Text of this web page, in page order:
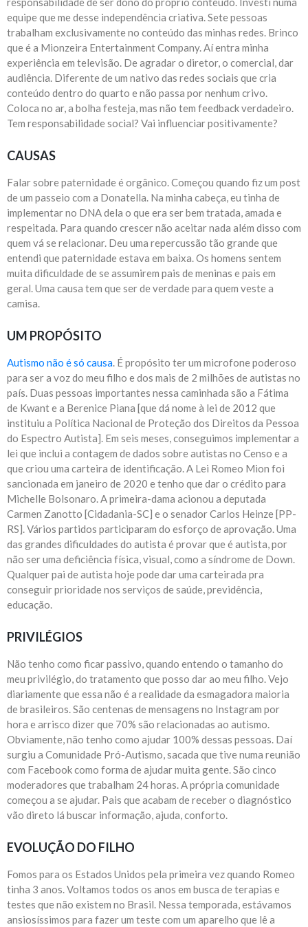
equipe que me desse independência criativa. Sete pessoas
trabalham exclusivamente no conteúdo das minhas redes. Brinco
que é a Mionzeira Entertainment Company. Aí entra minha
experiência em televisão. De agradar o diretor, o comercial, dar
audiência. Diferente de um nativo das redes sociais que cria
conteúdo dentro do quarto e não passa por nenhum crivo.
Coloca no ar, a bolha festeja, mas não tem feedback verdadeiro.
Tem responsabilidade social? Vai influenciar positivamente?
CAUSAS
Falar sobre paternidade é orgânico. Começou quando fiz um post
de um passeio com a Donatella. Na minha cabeça, eu tinha de
implementar no DNA dela o que era ser bem tratada, amada e
respeitada. Para quando crescer não aceitar nada além disso com
quem vá se relacionar. Deu uma repercussão tão grande que
entendi que paternidade estava em baixa. Os homens sentem
muita dificuldade de se assumirem pais de meninas e pais em
geral. Uma causa tem que ser de verdade para quem veste a
camisa.
UM PROPÓSITO
Autismo não é só causa. É propósito ter um microfone poderoso
para ser a voz do meu filho e dos mais de 2 milhões de autistas no
país. Duas pessoas importantes nessa caminhada são a Fátima
de Kwant e a Berenice Piana [que dá nome à lei de 2012 que
instituiu a Política Nacional de Proteção dos Direitos da Pessoa
do Espectro Autista]. Em seis meses, conseguimos implementar a
lei que inclui a contagem de dados sobre autistas no Censo e a
que criou uma carteira de identificação. A Lei Romeo Mion foi
sancionada em janeiro de 2020 e tenho que dar o crédito para
Michelle Bolsonaro. A primeira-dama acionou a deputada
Carmen Zanotto [Cidadania-SC] e o senador Carlos Heinze [PP-
RS]. Vários partidos participaram do esforço de aprovação. Uma
das grandes dificuldades do autista é provar que é autista, por
não ser uma deficiência física, visual, como a síndrome de Down.
Qualquer pai de autista hoje pode dar uma carteirada pra
conseguir prioridade nos serviços de saúde, previdência,
educação.
PRIVILÉGIOS
Não tenho como ficar passivo, quando entendo o tamanho do
meu privilégio, do tratamento que posso dar ao meu filho. Vejo
diariamente que essa não é a realidade da esmagadora maioria
de brasileiros. São centenas de mensagens no Instagram por
hora e arrisco dizer que 70% são relacionadas ao autismo.
Obviamente, não tenho como ajudar 100% dessas pessoas. Daí
surgiu a Comunidade Pró-Autismo, sacada que tive numa reunião
com Facebook como forma de ajudar muita gente. São cinco
moderadores que trabalham 24 horas. A própria comunidade
começou a se ajudar. Pais que acabam de receber o diagnóstico
vão direto lá buscar informação, ajuda, conforto.
EVOLUÇÃO DO FILHO
Fomos para os Estados Unidos pela primeira vez quando Romeo
tinha 3 anos. Voltamos todos os anos em busca de terapias e
testes que não existem no Brasil. Nessa temporada, estávamos
ansiosíssimos para fazer um teste com um aparelho que lê a